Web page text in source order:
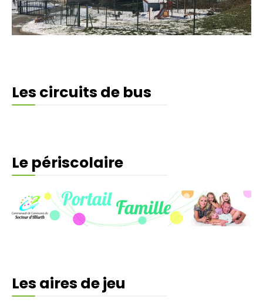
Les circuits de bus
Le périscolaire
Les aires de jeu